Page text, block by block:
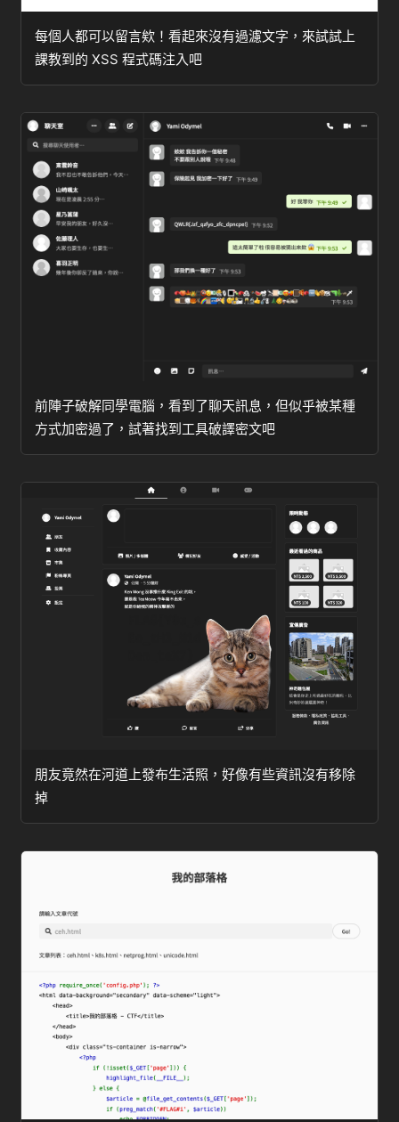
每個人都可以留言欸！看起來沒有過濾文字，來試試上
課教到的 XSS 程式碼注入吧
前陣子破解同學電腦，看到了聊天訊息，但似乎被某種
方式加密過了，試著找到工具破譯密文吧
朋友竟然在河道上發布生活照，好像有些資訊沒有移除
掉